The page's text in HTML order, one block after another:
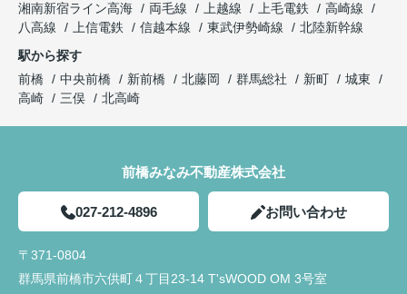
湘南新宿ライン高海
両毛線 上越線 上毛電鉄
高崎線
八高線
上信電鉄 信越本線 東武伊勢崎線
北陸新幹線
駅から探す
前橋
中央前橋 新前橋 北藤岡 群馬総社 新町
城東
高崎
三俣 北高崎
前橋みなみ不動産株式会社
027-212-4896 お問い合わせ
〒371-0804
群馬県前橋市六供町４丁目23‐14 T'sWOOD OM 3号室